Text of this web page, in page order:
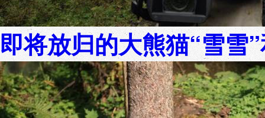
即将放归的大熊猫“雪雪